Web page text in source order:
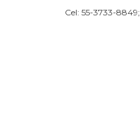
Cel: 55-3733-8849;